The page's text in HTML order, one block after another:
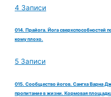
4 Записи
014. Прайога. Йога
кому плохо.
5 Записи
015. Сообщество йогов. Сангха Варна
пропитание в жизни. Кормовая